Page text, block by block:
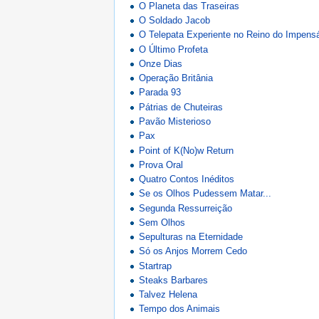
O Planeta das Traseiras
O Soldado Jacob
O Telepata Experiente no Reino do
O Último Profeta
Onze Dias
Operação Britânia
Parada 93
Pátrias de Chuteiras
Pavão Misterioso
Pax
Point of K(No)w Return
Prova Oral
Quatro Contos Inéditos
Se os Olhos Pudessem Matar...
Segunda Ressurreição
Sem Olhos
Sepulturas na Eternidade
Só os Anjos Morrem Cedo
Startrap
Steaks Barbares
Talvez Helena
Tempo dos Animais